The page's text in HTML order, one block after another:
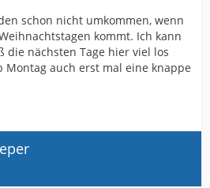
schon nicht umkommen, wenn
kommt. Ich kann
die nächsten Tage hier viel los
Montag auch erst mal eine knappe